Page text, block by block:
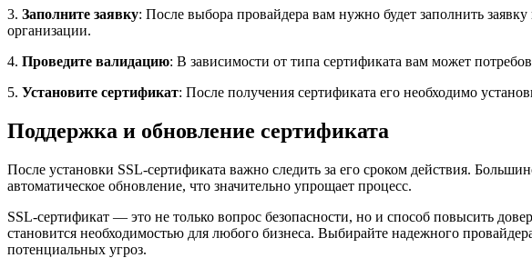
3. Заполните заявку: После выбора провайдера вам нужно будет заполнить
организации.
4. Проведите валидацию: В зависимости от типа сертификата вам может
5. Установите сертификат: После получения сертификата его необходимо
Поддержка и обновление сертификата
После установки SSL-сертификата важно следить за его сроком действия.
автоматическое обновление, что значительно упрощает процесс.
SSL-сертификат — это не только вопрос безопасности, но и способ повысить
становится необходимостью для любого бизнеса. Выбирайте надежного
потенциальных угроз.